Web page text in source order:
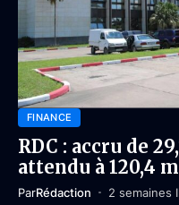
FINANCE
RDC : accru de
attendu à 120,4
ParRédaction 2 semaines